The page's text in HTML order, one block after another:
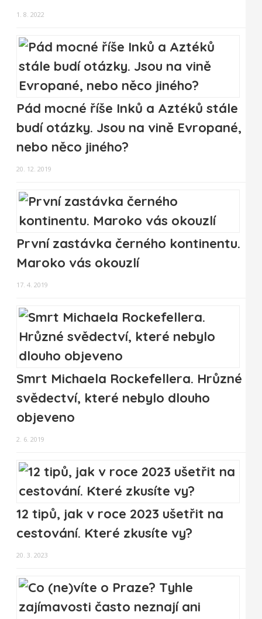
1. 8. 2022
Pád mocné říše Inků a Aztéků stále
budí otázky. Jsou na vině Evropané,
nebo něco jiného?
20. 12. 2019
První zastávka černého kontinentu.
Maroko vás okouzlí
17. 4. 2019
Smrt Michaela Rockefellera. Hrůzné
svědectví, které nebylo dlouho
objeveno
2. 6. 2019
12 tipů, jak v roce 2023 ušetřit na
cestování. Které zkusíte vy?
20. 3. 2023